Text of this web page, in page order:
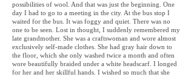
possibilities of wool. And that was just the beginning. One
day I had to go to a meeting in the city. At the bus stop I
waited for the bus. It was foggy and quiet. There was no
one to be seen. Lost in thought, I suddenly remembered my
late grandmother. She was a craftswoman and wore almost
exclusively self-made clothes. She had gray hair down to
the floor, which she only washed twice a month and often
wore beautifully braided under a white headscarf. I longed
for her and her skillful hands. I wished so much that she